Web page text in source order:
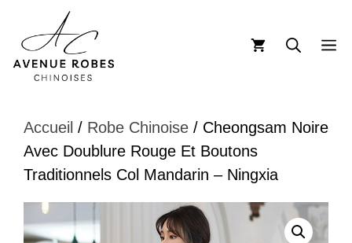
contenu
Accueil / Robe Chinoise / Cheongsam Noire
Avec Doublure Rouge Et Boutons
Traditionnels Col Mandarin – Ningxia